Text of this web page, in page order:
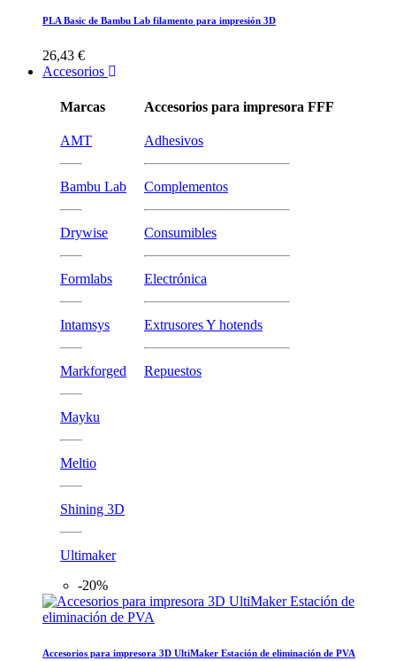
PLA Basic de Bambu Lab filamento para impresión 3D
26,43 €
Accesorios
Marcas
AMT
Bambu Lab
Drywise
Formlabs
Intamsys
Markforged
Mayku
Meltio
Shining 3D
Ultimaker
Accesorios para impresora FFF
Adhesivos
Complementos
Consumibles
Electrónica
Extrusores Y hotends
Repuestos
-20%
Accesorios para impresora 3D UltiMaker Estación de eliminación de PVA